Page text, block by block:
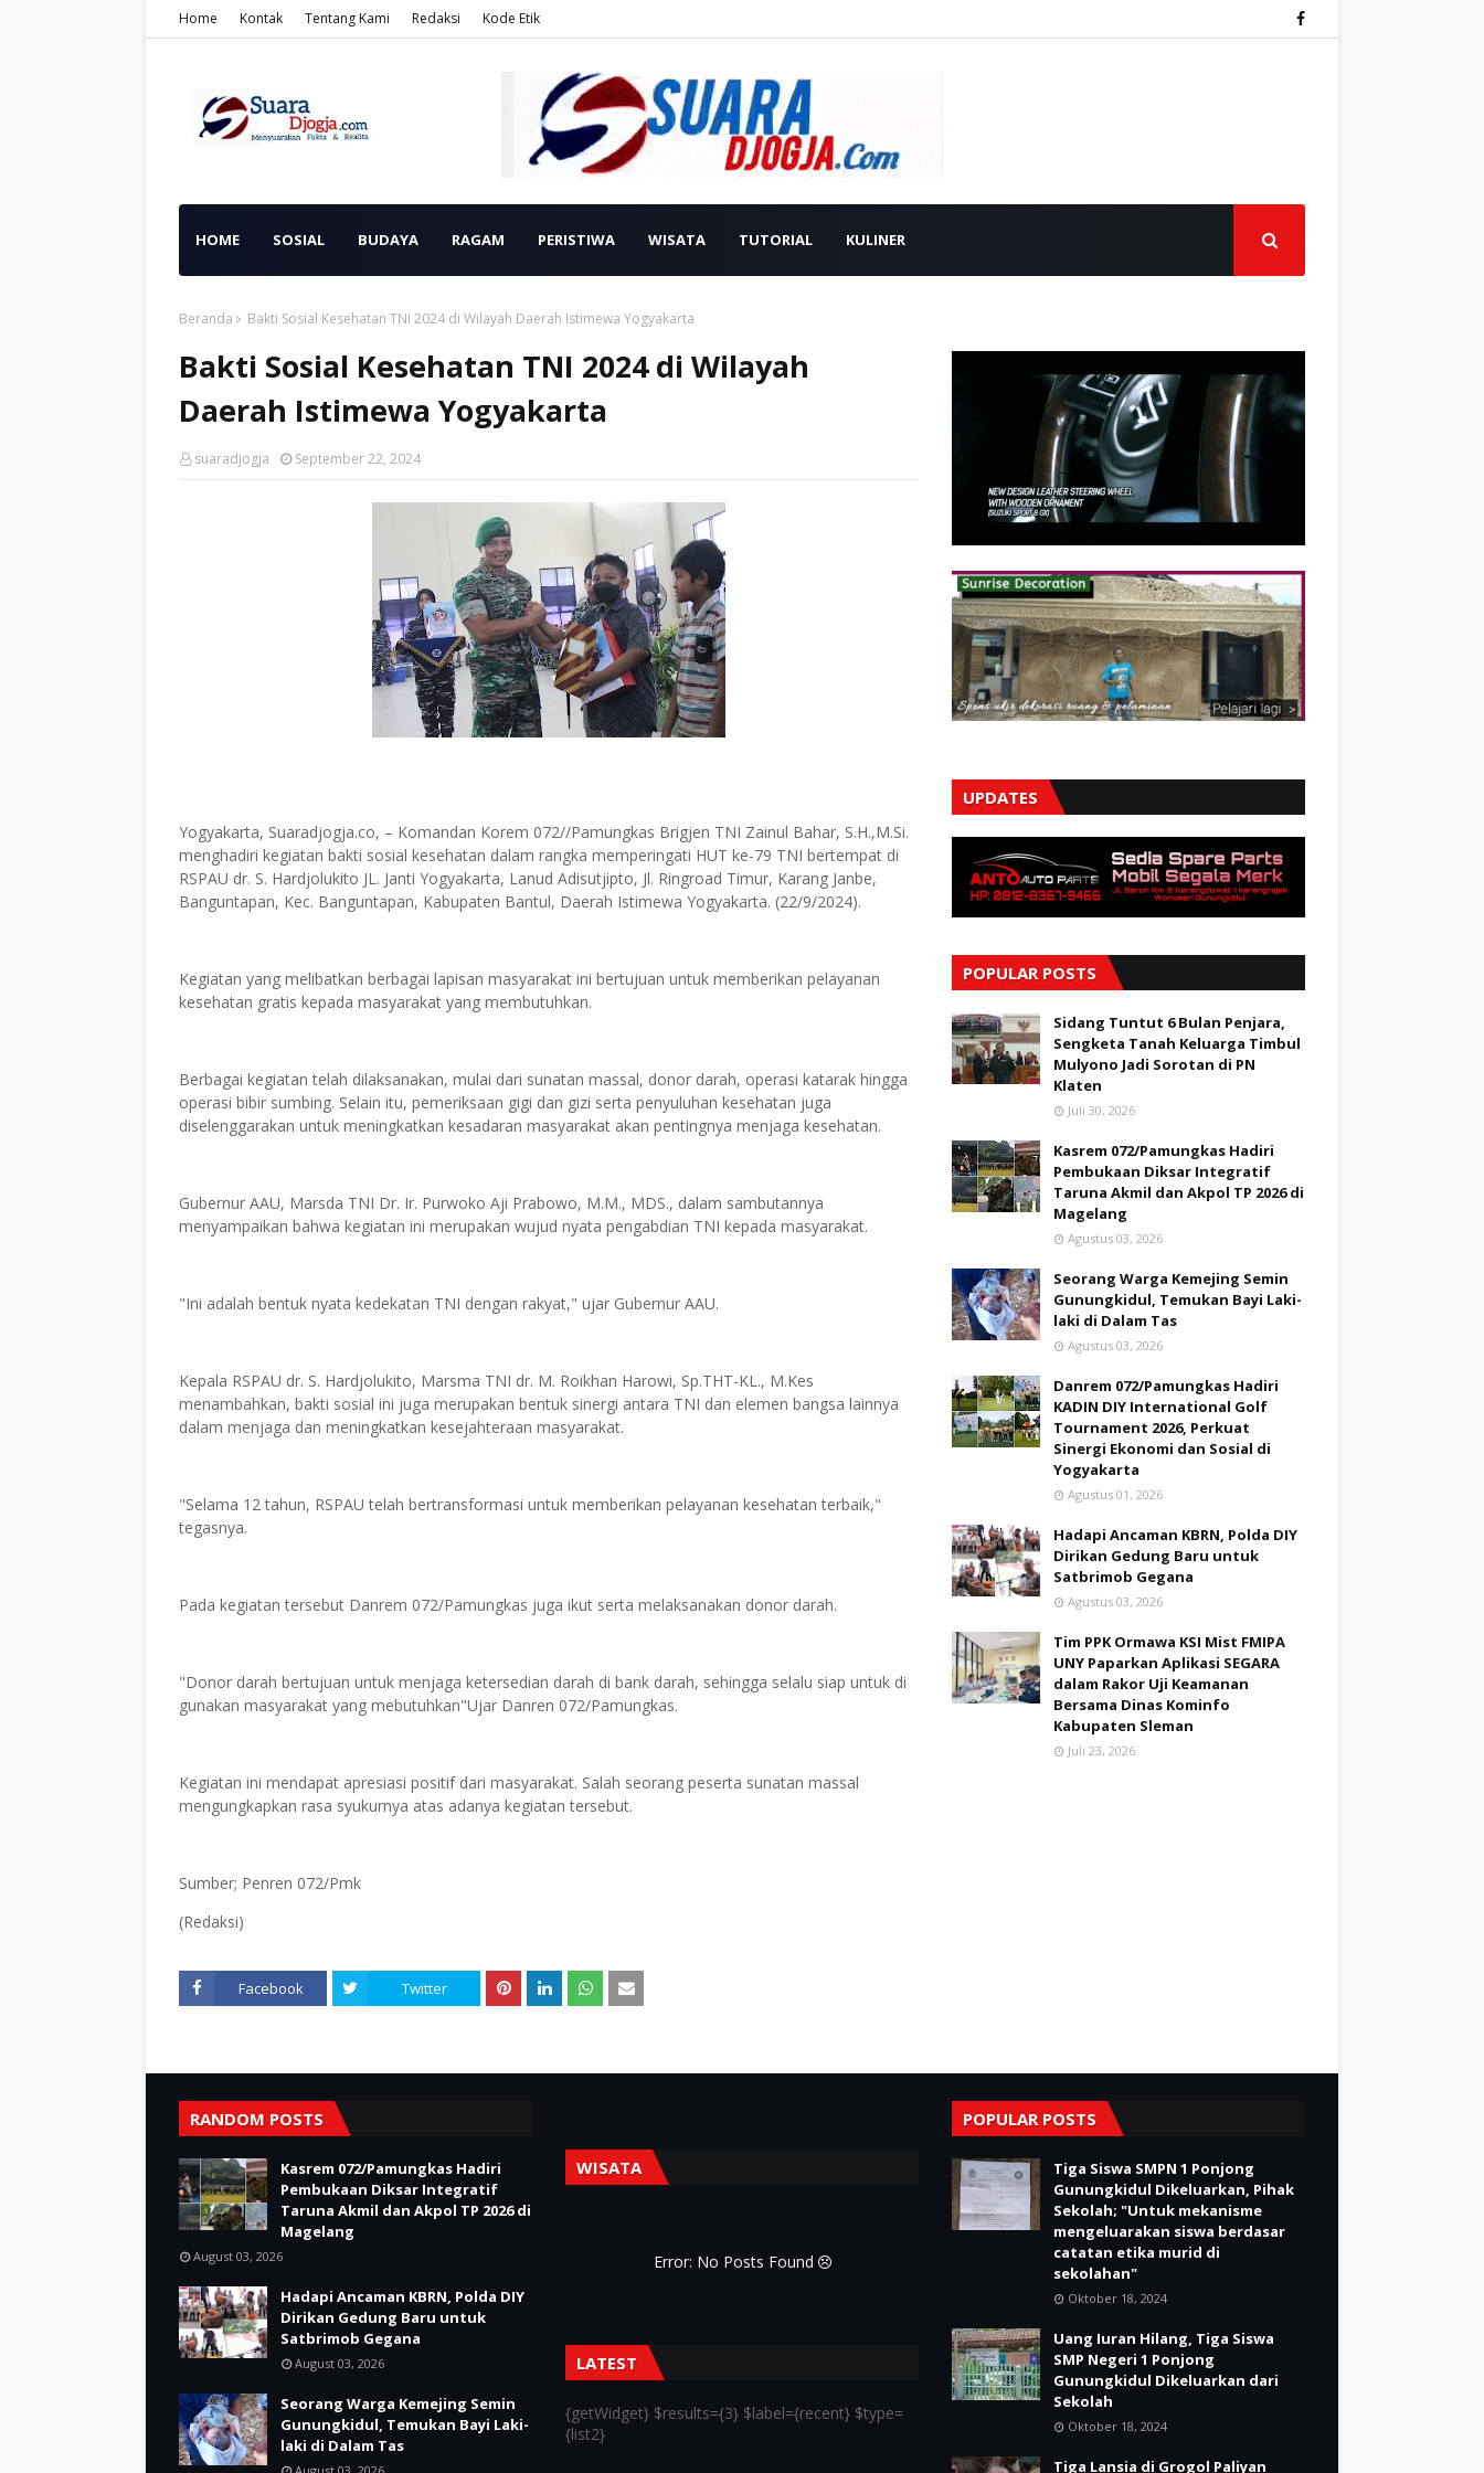
Home Kontak Tentang Kami Redaksi Kode Etik
HOME SOSIAL BUDAYA RAGAM PERISTIWA WISATA TUTORIAL KULINER
Beranda Bakti Sosial Kesehatan TNI 2024 di Wilayah Daerah Istimewa Yogyakarta
Bakti Sosial Kesehatan TNI 2024 di Wilayah
Daerah Istimewa Yogyakarta
suaradjogja September 22, 2024
Yogyakarta, Suaradjogja.co, – Komandan Korem 072//Pamungkas Brigjen TNI Zainul Bahar, S.H.,M.Si.
menghadiri kegiatan bakti sosial kesehatan dalam rangka memperingati HUT ke-79 TNI bertempat di
RSPAU dr. S. Hardjolukito JL. Janti Yogyakarta, Lanud Adisutjipto, Jl. Ringroad Timur, Karang Janbe,
Banguntapan, Kec. Banguntapan, Kabupaten Bantul, Daerah Istimewa Yogyakarta. (22/9/2024).
Kegiatan yang melibatkan berbagai lapisan masyarakat ini bertujuan untuk memberikan pelayanan
kesehatan gratis kepada masyarakat yang membutuhkan.
Berbagai kegiatan telah dilaksanakan, mulai dari sunatan massal, donor darah, operasi katarak hingga
operasi bibir sumbing. Selain itu, pemeriksaan gigi dan gizi serta penyuluhan kesehatan juga
diselenggarakan untuk meningkatkan kesadaran masyarakat akan pentingnya menjaga kesehatan.
Gubernur AAU, Marsda TNI Dr. Ir. Purwoko Aji Prabowo, M.M., MDS., dalam sambutannya
menyampaikan bahwa kegiatan ini merupakan wujud nyata pengabdian TNI kepada masyarakat.
"Ini adalah bentuk nyata kedekatan TNI dengan rakyat," ujar Gubernur AAU.
Kepala RSPAU dr. S. Hardjolukito, Marsma TNI dr. M. Roikhan Harowi, Sp.THT-KL., M.Kes
menambahkan, bakti sosial ini juga merupakan bentuk sinergi antara TNI dan elemen bangsa lainnya
dalam menjaga dan meningkatkan kesejahteraan masyarakat.
"Selama 12 tahun, RSPAU telah bertransformasi untuk memberikan pelayanan kesehatan terbaik,"
tegasnya.
Pada kegiatan tersebut Danrem 072/Pamungkas juga ikut serta melaksanakan donor darah.
"Donor darah bertujuan untuk menjaga ketersedian darah di bank darah, sehingga selalu siap untuk di
gunakan masyarakat yang mebutuhkan"Ujar Danren 072/Pamungkas.
Kegiatan ini mendapat apresiasi positif dari masyarakat. Salah seorang peserta sunatan massal
mengungkapkan rasa syukurnya atas adanya kegiatan tersebut.
Sumber; Penren 072/Pmk
(Redaksi)
Facebook Twitter
UPDATES
POPULAR POSTS
Sidang Tuntut 6 Bulan Penjara,
Sengketa Tanah Keluarga Timbul
Mulyono Jadi Sorotan di PN
Klaten
Juli 30, 2026
Kasrem 072/Pamungkas Hadiri
Pembukaan Diksar Integratif
Taruna Akmil dan Akpol TP 2026 di
Magelang
Agustus 03, 2026
Seorang Warga Kemejing Semin
Gunungkidul, Temukan Bayi Laki-
laki di Dalam Tas
Agustus 03, 2026
Danrem 072/Pamungkas Hadiri
KADIN DIY International Golf
Tournament 2026, Perkuat
Sinergi Ekonomi dan Sosial di
Yogyakarta
Agustus 01, 2026
Hadapi Ancaman KBRN, Polda DIY
Dirikan Gedung Baru untuk
Satbrimob Gegana
Agustus 03, 2026
Tim PPK Ormawa KSI Mist FMIPA
UNY Paparkan Aplikasi SEGARA
dalam Rakor Uji Keamanan
Bersama Dinas Kominfo
Kabupaten Sleman
Juli 23, 2026
RANDOM POSTS
Kasrem 072/Pamungkas Hadiri
Pembukaan Diksar Integratif
Taruna Akmil dan Akpol TP 2026 di
Magelang
August 03, 2026
Hadapi Ancaman KBRN, Polda DIY
Dirikan Gedung Baru untuk
Satbrimob Gegana
August 03, 2026
Seorang Warga Kemejing Semin
Gunungkidul, Temukan Bayi Laki-
laki di Dalam Tas
WISATA
Error: No Posts Found
LATEST
{getWidget} $results={3} $label={recent} $type=
{list2}
POPULAR POSTS
Tiga Siswa SMPN 1 Ponjong
Gunungkidul Dikeluarkan, Pihak
Sekolah; "Untuk mekanisme
mengeluarakan siswa berdasar
catatan etika murid di
sekolahan"
Oktober 18, 2024
Uang Iuran Hilang, Tiga Siswa
SMP Negeri 1 Ponjong
Gunungkidul Dikeluarkan dari
Sekolah
Oktober 18, 2024
Tiga Lansia di Grogol Paliyan